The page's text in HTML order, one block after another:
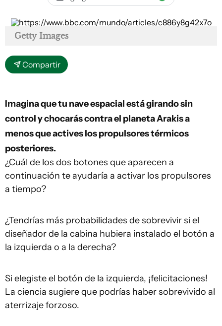
Getty Images
Compartir
Imagina que tu nave espacial está girando sin
control y chocarás contra el planeta Arakis a
menos que actives los propulsores térmicos
posteriores.
¿Cuál de los dos botones que aparecen a
continuación te ayudaría a activar los propulsores
a tiempo?
¿Tendrías más probabilidades de sobrevivir si el
diseñador de la cabina hubiera instalado el botón a
la izquierda o a la derecha?
Si elegiste el botón de la izquierda, ¡felicitaciones!
La ciencia sugiere que podrías haber sobrevivido al
aterrizaje forzoso.